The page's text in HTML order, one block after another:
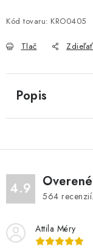
Kód tovaru: KRO0405
Tlač Zdieľať
Popis
4.9 564 recenzií.
Attila Méry